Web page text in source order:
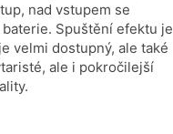
nad vstupem se
Spuštění efektu je
velmi dostupný, ale také
ale i pokročilejší